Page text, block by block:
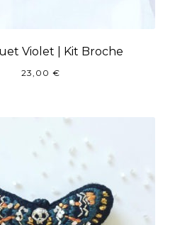
Violet | Kit Broche
23,00 €